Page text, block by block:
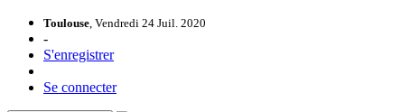
Toulouse, Vendredi 24 Juil. 2020
-
S'enregistrer
Se connecter